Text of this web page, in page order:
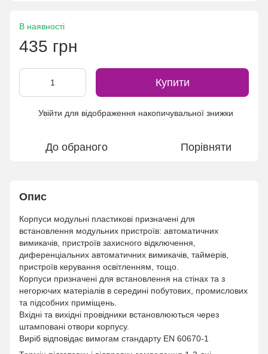
В наявності
435 грн
Купити
Увійти для відображення накопичувальної знижки
До обраного Порівняти
Опис
Корпуси модульні пластикові призначені для
встановлення модульних пристроїв: автоматичних
вимикачів, пристроїв захисного відключення,
диференціальних автоматичних вимикачів, таймерів,
пристроїв керування освітленням, тощо.
Корпуси призначені для встановлення на стінах та з
негорючих матеріалів в середині побутових, промислових
та підсобних приміщень.
Вхідні та вихідні провідники встановлюються через
штамповані отвори корпусу.
Виріб відповідає вимогам стандарту EN 60670-1